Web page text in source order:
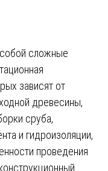
сложные
зависят от
древесины,
сруба,
и гидроизоляции,
проведения